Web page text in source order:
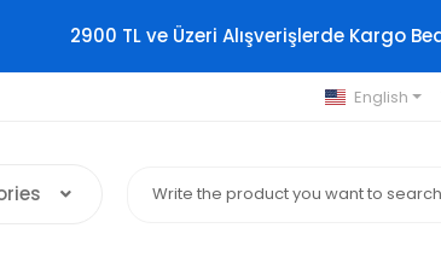
2900 TL ve Üzeri Alışverişlerde Kargo
English